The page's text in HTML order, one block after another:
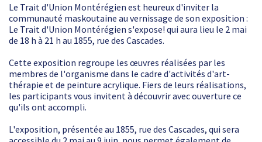
Le Trait d'Union Montérégien est heureux d'inviter la
communauté maskoutaine au vernissage de son exposition :
Le Trait d'Union Montérégien s'expose! qui aura lieu le 2 mai
de 18 h à 21 h au 1855, rue des Cascades.
Cette exposition regroupe les œuvres réalisées par les
membres de l'organisme dans le cadre d'activités d'art-
thérapie et de peinture acrylique. Fiers de leurs réalisations,
les participants vous invitent à découvrir avec ouverture ce
qu'ils ont accompli.
L'exposition, présentée au 1855, rue des Cascades, qui sera